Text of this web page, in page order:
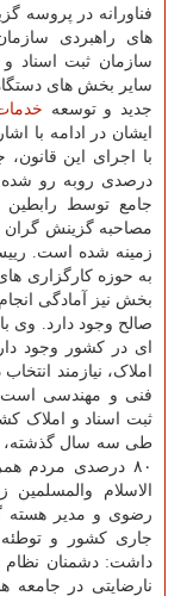
فناورانه در پروسه
های راهبردی
سازمان ثبت اسناد
سایر بخش های
جدید و توسعه
ایشان در ادامه با
درصدی روبه رو شده
جامع توسط
مصاحبه گزینش گران
زمینه شده است.
به حوزه کارگزاری
بخش نیز آمادگی
ای در کشور وجود
املاک، نیازمند
فنی و مهندسی است.
ثبت اسناد و املاک
طی سه سال گذشته،
۸۰ درصدی مردم
الاسلام
رضوی و مدیر هسته
جاری کشور و
داشت: دشمنان نظام
نارضایتی در جامعه